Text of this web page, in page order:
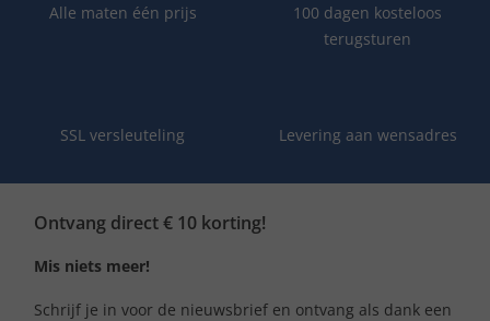
Alle maten één prijs
100 dagen kosteloos
terugsturen
SSL versleuteling Levering aan wensadres
Ontvang direct € 10 korting!
Mis niets meer!
Schrijf je in voor de nieuwsbrief en ontvang als dank een